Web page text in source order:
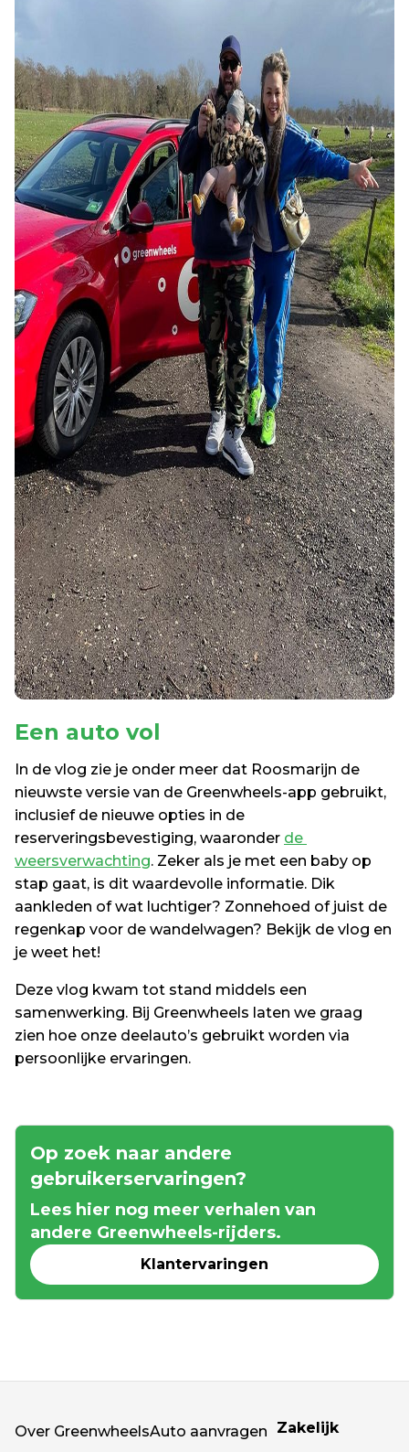
Een auto vol
In de vlog zie je onder meer dat Roosmarijn de
nieuwste versie van de Greenwheels-app gebruikt,
inclusief de nieuwe opties in de
reserveringsbevestiging, waaronder de
weersverwachting. Zeker als je met een baby op
stap gaat, is dit waardevolle informatie. Dik
aankleden of wat luchtiger? Zonnehoed of juist de
regenkap voor de wandelwagen? Bekijk de vlog en
je weet het!
Deze vlog kwam tot stand middels een
samenwerking. Bij Greenwheels laten we graag
zien hoe onze deelauto’s gebruikt worden via
persoonlijke ervaringen.
Op zoek naar andere
gebruikerservaringen?
Lees hier nog meer verhalen van
andere Greenwheels-rijders.
Klantervaringen
Over GreenwheelsAuto aanvragen Zakelijk